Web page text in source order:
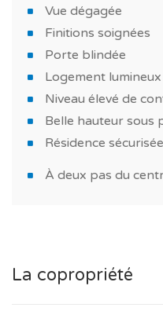
TAGUS NOVO vous
projets immobiliers neufs
*Les caractéristiques et
caractère informatif
Vue dégagée
Finitions soignées
Porte blindée
Logement lumineux
Niveau élevé de
Belle hauteur sous
Résidence sécurisée
À deux pas du
La copropriété